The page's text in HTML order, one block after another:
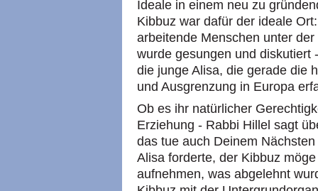
Ideale in einem neu zu
Kibbuz war dafür der ideale
arbeitende Menschen unter
wurde gesungen und diskutiert
die junge Alisa, die gerade die
und Ausgrenzung in Europa
Ob es ihr natürlicher
Erziehung - Rabbi Hillel sagt
das tue auch Deinem
Alisa forderte, der Kibbuz
aufnehmen, was abgelehnt